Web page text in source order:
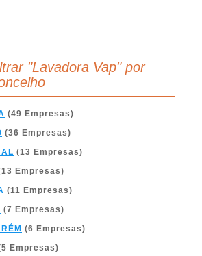
"Lavadora Vap" por
(49 Empresas)
(36 Empresas)
(13 Empresas)
Empresas)
(11 Empresas)
(7 Empresas)
(6 Empresas)
Empresas)